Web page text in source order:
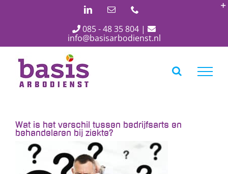
LinkedInE-
085 - 48 35 804 |
info@basisarbodienst.nl
Wat is het verschil tussen bedrijfsarts en
behandelaren bij ziekte?